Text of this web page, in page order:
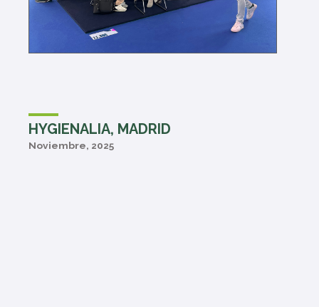
HYGIENALIA, MADRID
Noviembre, 2025